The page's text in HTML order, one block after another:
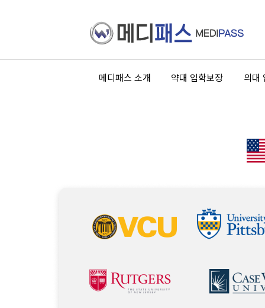
메디패스 소개 약대 입학보장 의대